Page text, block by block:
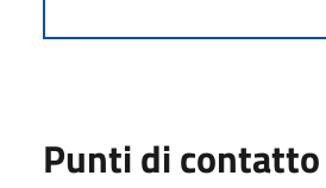
Punti di contatto